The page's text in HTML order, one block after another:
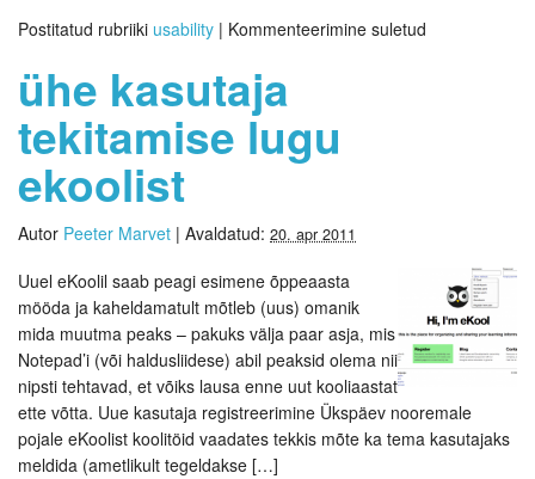
Postitatud rubriiki usability | Kommenteerimine suletud
ühe kasutaja
tekitamise lugu
ekoolist
Autor Peeter Marvet | Avaldatud: 20. apr 2011
Uuel eKoolil saab peagi esimene õppeaasta
mööda ja kaheldamatult mõtleb (uus) omanik
mida muutma peaks – pakuks välja paar asja, mis
Notepad’i (või haldusliidese) abil peaksid olema nii
nipsti tehtavad, et võiks lausa enne uut kooliaastat
ette võtta. Uue kasutaja registreerimine Ükspäev nooremale
pojale eKoolist koolitöid vaadates tekkis mõte ka tema kasutajaks
meldida (ametlikult tegeldakse […]